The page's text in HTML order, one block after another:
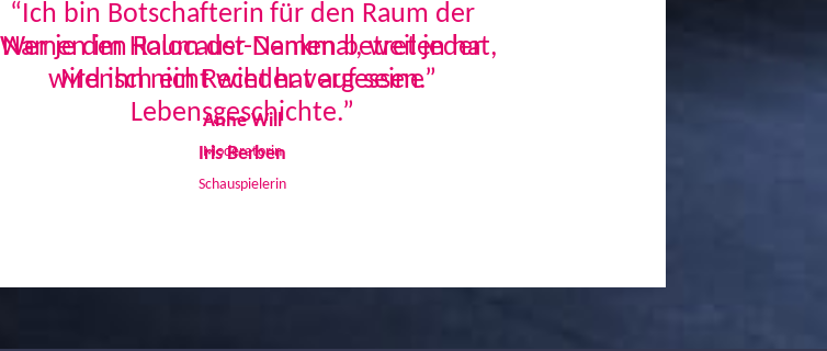
“Ich bin Botschafterin für den Raum der
Namen im Holocaust-Denkmal, weil jeder
Mensch ein Recht hat auf seine
Lebensgeschichte.”
Iris Berben
Schauspielerin